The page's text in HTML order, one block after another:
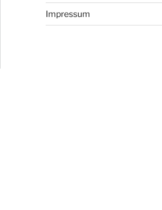
Impressum